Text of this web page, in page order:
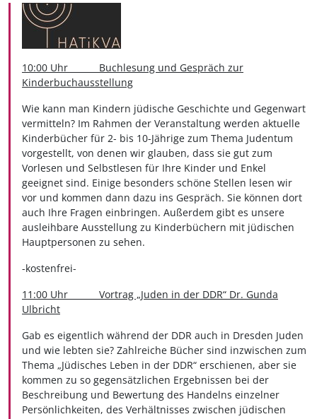
10:00 Uhr Buchlesung und Gespräch zur
Kinderbuchausstellung
Wie kann man Kindern jüdische Geschichte und Gegenwart
vermitteln? Im Rahmen der Veranstaltung werden aktuelle
Kinderbücher für 2- bis 10-Jährige zum Thema Judentum
vorgestellt, von denen wir glauben, dass sie gut zum
Vorlesen und Selbstlesen für Ihre Kinder und Enkel
geeignet sind. Einige besonders schöne Stellen lesen wir
vor und kommen dann dazu ins Gespräch. Sie können dort
auch Ihre Fragen einbringen. Außerdem gibt es unsere
ausleihbare Ausstellung zu Kinderbüchern mit jüdischen
Hauptpersonen zu sehen.
-kostenfrei-
11:00 Uhr Vortrag „Juden in der DDR“ Dr. Gunda
Ulbricht
Gab es eigentlich während der DDR auch in Dresden Juden
und wie lebten sie? Zahlreiche Bücher sind inzwischen zum
Thema „Jüdisches Leben in der DDR“ erschienen, aber sie
kommen zu so gegensätzlichen Ergebnissen bei der
Beschreibung und Bewertung des Handelns einzelner
Persönlichkeiten, des Verhältnisses zwischen jüdischen